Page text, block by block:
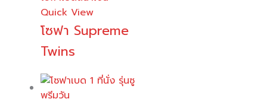
Quick View
โซฟา Supreme
Twins